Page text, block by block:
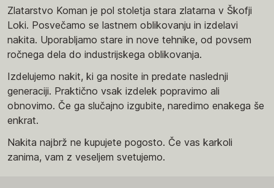
Zlatarstvo Koman je pol stoletja stara zlatarna v Škofji
Loki. Posvečamo se lastnem oblikovanju in izdelavi
nakita. Uporabljamo stare in nove tehnike, od povsem
ročnega dela do industrijskega oblikovanja.
Izdelujemo nakit, ki ga nosite in predate naslednji
generaciji. Praktično vsak izdelek popravimo ali
obnovimo. Če ga slučajno izgubite, naredimo enakega še
enkrat.
Nakita najbrž ne kupujete pogosto. Če vas karkoli
zanima, vam z veseljem svetujemo.